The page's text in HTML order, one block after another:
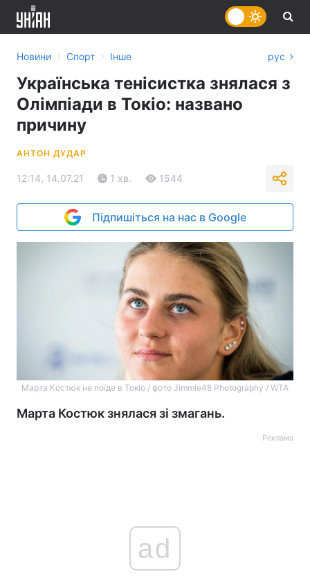
Новини › Спорт › Інше рус
Українська тенісистка знялася з
Олімпіади в Токіо: названо
причину
АНТОН ДУДАР
12:14, 14.07.21 1 хв. 1544
Підпишіться на нас в Google
Марта Костюк не поїде в Токіо / фото Jimmie48 Photography / WTA
Марта Костюк знялася зі змагань.
Реклама
ad